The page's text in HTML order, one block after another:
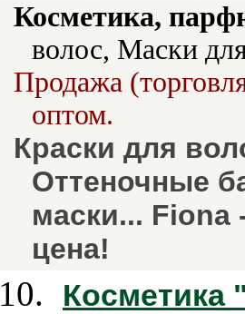
Косметика,
волос, Маски
Продажа
оптом.
Краски для
Оттеночные
маски... Fiona
цена!
10.
Косметика